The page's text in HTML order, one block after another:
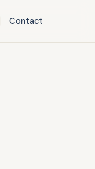
Contact